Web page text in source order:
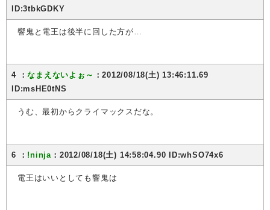
ID:3tbkGDKY
響鬼と電王は後半に回した方が…
4 ：なまえないよぉ～ ：2012/08/18(土) 13:46:11.69
ID:msHE0tNS
うむ、最初からクライマックスだな。
6 ： !ninja ：2012/08/18(土) 14:58:04.90 ID:whSO74x6
電王はいいとしても響鬼は